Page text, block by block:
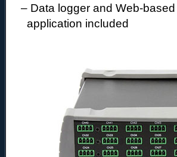
– Data logger and Web-based
application included